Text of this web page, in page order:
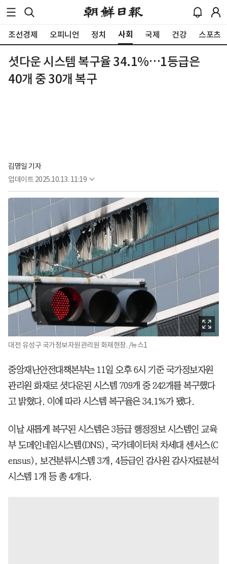
조선경제 오피니언 정치 사회 국제 건강 스포츠
셧다운 시스템 복구율 34.1%…1등급은
40개 중 30개 복구
김명일 기자
업데이트 2025.10.13. 11:19
대전 유성구 국가정보자원관리원 화재현장. /뉴스1
중앙재난안전대책본부는 11일 오후 6시 기준 국가정보자원
관리원 화재로 셧다운된 시스템 709개 중 242개를 복구했다
고 밝혔다. 이에 따라 시스템 복구율은 34.1%가 됐다.
이날 새롭게 복구된 시스템은 3등급 행정정보 시스템인 교육
부 도메인네임시스템(DNS), 국가데이터처 차세대 센서스(C
ensus), 보건분류시스템 3개, 4등급인 감사원 감사자료분석
시스템 1개 등 총 4개다.